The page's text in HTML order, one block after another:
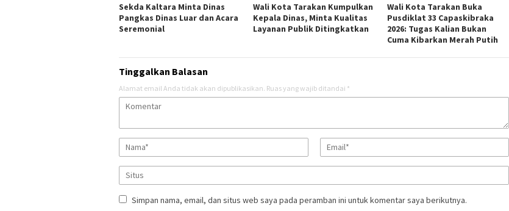
Sekda Kaltara Minta Dinas
Pangkas Dinas Luar dan Acara
Seremonial
Wali Kota Tarakan Kumpulkan
Kepala Dinas, Minta Kualitas
Layanan Publik Ditingkatkan
Wali Kota Tarakan Buka
Pusdiklat 33 Capaskibraka
2026: Tugas Kalian Bukan
Cuma Kibarkan Merah Putih
Tinggalkan Balasan
Alamat email Anda tidak akan dipublikasikan. Ruas yang wajib ditandai *
Simpan nama, email, dan situs web saya pada peramban ini untuk komentar saya berikutnya.